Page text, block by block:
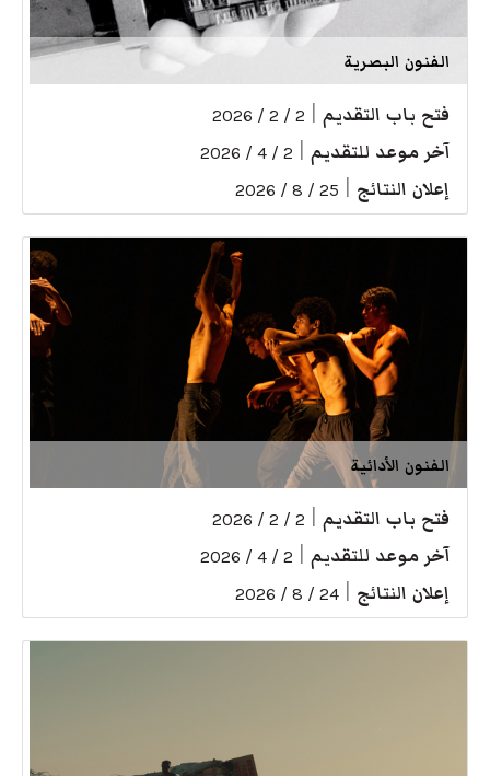
الفنون البصرية
فتح باب التقديم 2 / 2 / 2026
آخر موعد للتقديم 2 / 4 / 2026
إعلان النتائج 25 / 8 / 2026
الفنون الأدائية
فتح باب التقديم 2 / 2 / 2026
آخر موعد للتقديم 2 / 4 / 2026
إعلان النتائج 24 / 8 / 2026